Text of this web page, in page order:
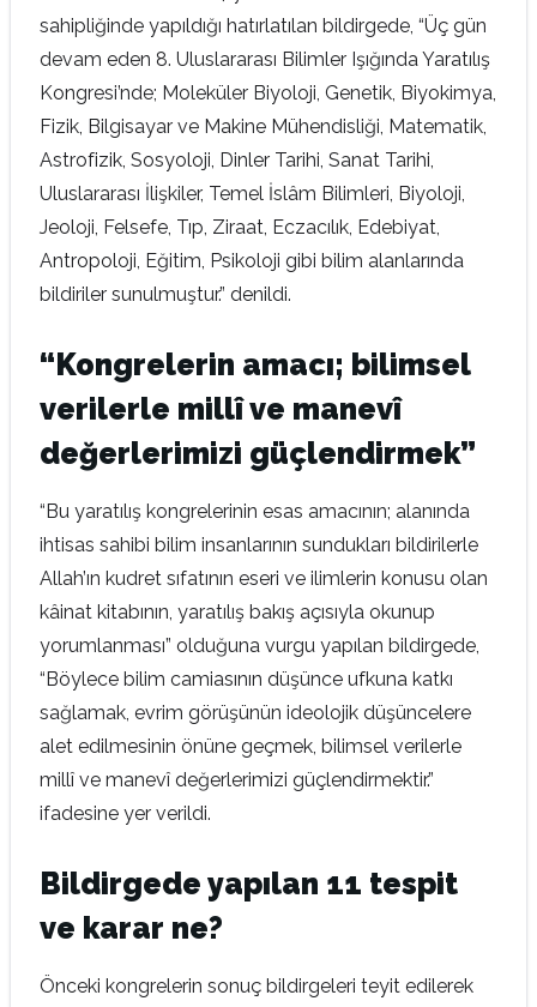
sahipliğinde yapıldığı hatırlatılan bildirgede, “Üç gün
devam eden 8. Uluslararası Bilimler Işığında Yaratılış
Kongresi’nde; Moleküler Biyoloji, Genetik, Biyokimya,
Fizik, Bilgisayar ve Makine Mühendisliği, Matematik,
Astrofizik, Sosyoloji, Dinler Tarihi, Sanat Tarihi,
Uluslararası İlişkiler, Temel İslâm Bilimleri, Biyoloji,
Jeoloji, Felsefe, Tıp, Ziraat, Eczacılık, Edebiyat,
Antropoloji, Eğitim, Psikoloji gibi bilim alanlarında
bildiriler sunulmuştur.” denildi.
“Kongrelerin amacı; bilimsel
verilerle millî ve manevî
değerlerimizi güçlendirmek”
“Bu yaratılış kongrelerinin esas amacının; alanında
ihtisas sahibi bilim insanlarının sundukları bildirilerle
Allah’ın kudret sıfatının eseri ve ilimlerin konusu olan
kâinat kitabının, yaratılış bakış açısıyla okunup
yorumlanması” olduğuna vurgu yapılan bildirgede,
“Böylece bilim camiasının düşünce ufkuna katkı
sağlamak, evrim görüşünün ideolojik düşüncelere
alet edilmesinin önüne geçmek, bilimsel verilerle
millî ve manevî değerlerimizi güçlendirmektir.”
ifadesine yer verildi.
Bildirgede yapılan 11 tespit
ve karar ne?
Önceki kongrelerin sonuç bildirgeleri teyit edilerek